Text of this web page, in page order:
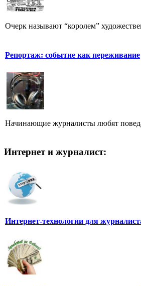
Очерк называют “королем”
Репортаж: событие как переживание
Начинающие журналисты любят
Интернет и журналист:
Интернет-технологии для